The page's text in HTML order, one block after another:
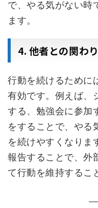
で、やる気がない時
ます。
4. 他者との関わ
行動を続けるために
有効です。例えば、
する、勉強会に参加
をすることで、やる
を続けやすくなりま
報告することで、外
て行動を維持するこ